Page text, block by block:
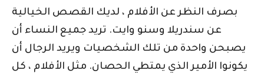
بصرف النظر عن الأفلام ، لديك القصص الخيالية
عن سندريلا وسنو وايت. تريد جميع النساء أن
يصبحن واحدة من تلك الشخصيات ويريد الرجال أن
يكونوا الأمير الذي يمتطي الحصان. مثل الأفلام ، كل